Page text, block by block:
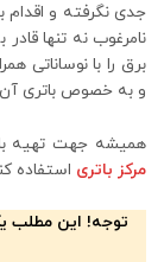
جدی نگرفته و اقدام
نامرغوب نه تنها
برق را با نوساناتی
و به خصوص باتری
همیشه جهت تهیه
مرکز باتری استفاده
توجه! این مطلب